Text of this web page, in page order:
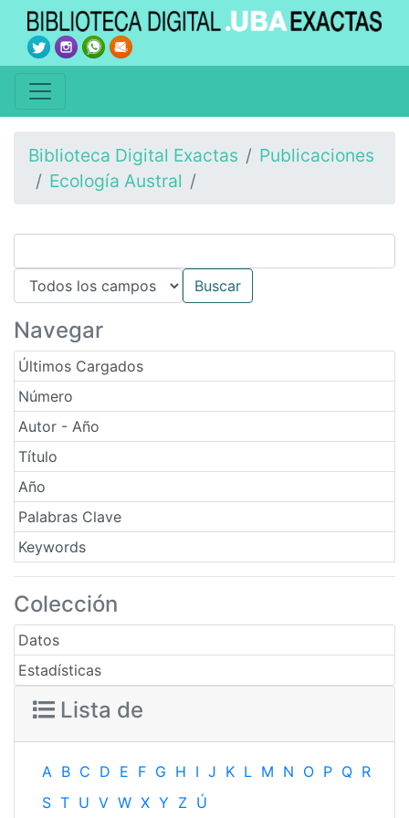
Biblioteca Digital Exactas
Publicaciones
Ecología Austral
Navegar
Últimos Cargados
Número
Autor - Año
Título
Año
Palabras Clave
Keywords
Colección
Datos
Estadísticas
Lista de
A B C D E F G H I J K L M N O P Q R
S T U V W X Y Z Ú